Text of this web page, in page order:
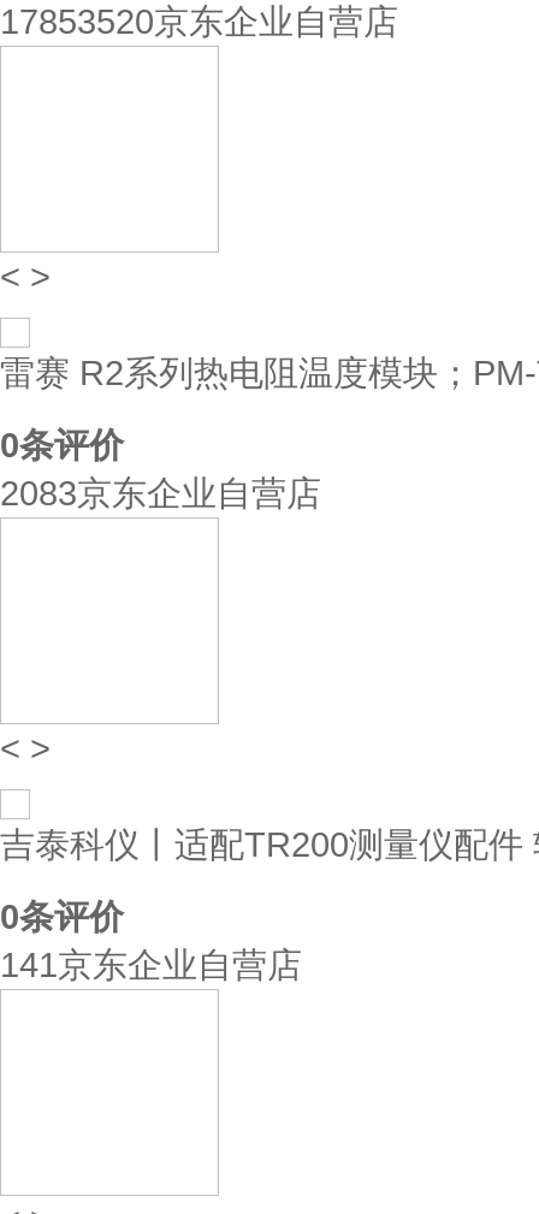
17853520京东企业自营店
< >
雷赛 R2系列热电阻温度模块；
0条评价
2083京东企业自营店
< >
吉泰科仪丨适配TR200测量仪配件
0条评价
141京东企业自营店